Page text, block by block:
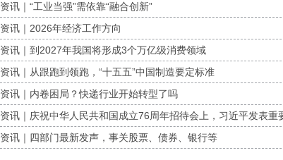
资讯｜“工业当强”需依靠“融合创新”
资讯｜2026年经济工作方向
资讯｜到2027年我国将形成3个万亿级消费领域
资讯｜从跟跑到领跑，“十五五”中国制造要定标准
资讯｜内卷困局？快递行业开始转型了吗
资讯｜庆祝中华人民共和国成立76周年招待会上，习近平发表重
资讯｜四部门最新发声，事关股票、债券、银行等